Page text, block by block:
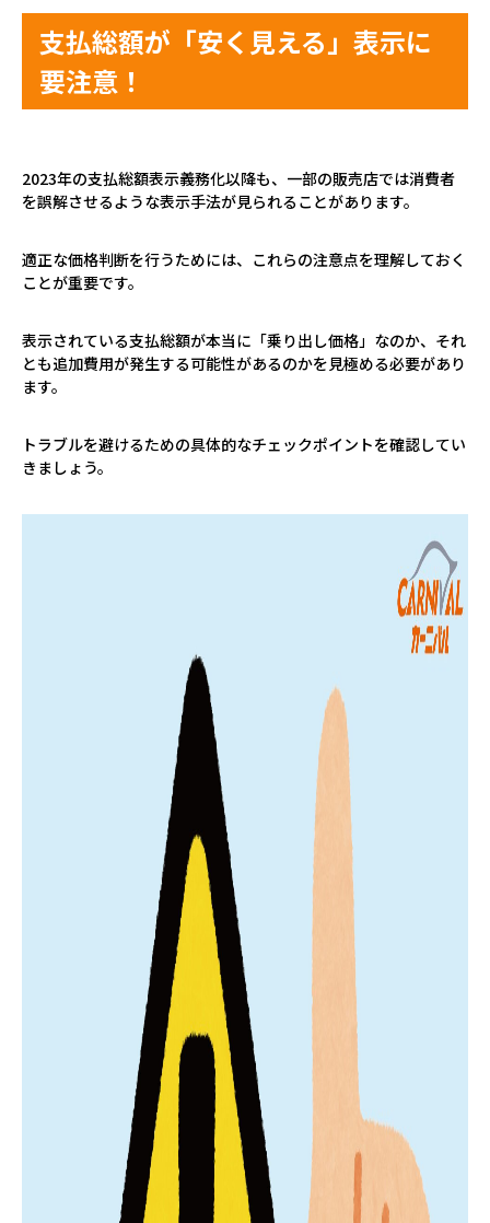
支払総額が「安く見える」表示に
要注意！
2023年の支払総額表示義務化以降も、一部の販売店では消費者
を誤解させるような表示手法が見られることがあります。
適正な価格判断を行うためには、これらの注意点を理解しておく
ことが重要です。
表示されている支払総額が本当に「乗り出し価格」なのか、それ
とも追加費用が発生する可能性があるのかを見極める必要があり
ます。
トラブルを避けるための具体的なチェックポイントを確認してい
きましょう。